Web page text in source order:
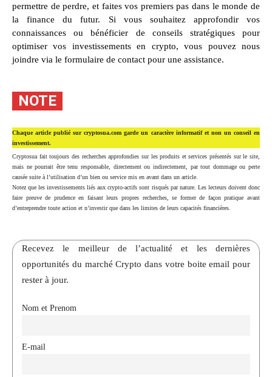
permettre de perdre, et faites vos premiers pas dans le monde de
la finance du futur. Si vous souhaitez approfondir vos
connaissances ou bénéficier de conseils stratégiques pour
optimiser vos investissements en crypto, vous pouvez nous
joindre via le formulaire de contact pour une assistance.
NOTE
Chaque article publié sur cryptosua.com garde un caractère informatif et non un conseil en
investissement.
Cryptosua fait toujours des recherches approfondies sur les produits et services présentés sur le site,
mais ne pourrait être tenu responsable, directement ou indirectement, par tout dommage ou perte
causée suite à l’utilisation d’un bien ou service mis en avant dans un article.
Notez que les investissements liés aux crypto-actifs sont risqués par nature. Les lecteurs doivent donc
faire preuve de prudence en faisant leurs propres recherches, se former de façon pratique avant
d’entreprendre toute action et n’investir que dans les limites de leurs capacités financières.
Recevez le meilleur de l’actualité et les dernières
opportunités du marché Crypto dans votre boite email pour
rester à jour.
Nom et Prenom
E-mail